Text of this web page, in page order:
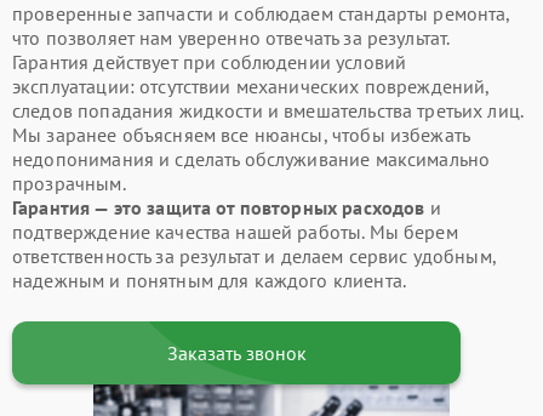
проверенные запчасти и соблюдаем стандарты ремонта,
что позволяет нам уверенно отвечать за результат.
Гарантия действует при соблюдении условий
эксплуатации: отсутствии механических повреждений,
следов попадания жидкости и вмешательства третьих лиц.
Мы заранее объясняем все нюансы, чтобы избежать
недопонимания и сделать обслуживание максимально
прозрачным.
Гарантия — это защита от повторных расходов и
подтверждение качества нашей работы. Мы берем
ответственность за результат и делаем сервис удобным,
надежным и понятным для каждого клиента.
Заказать звонок